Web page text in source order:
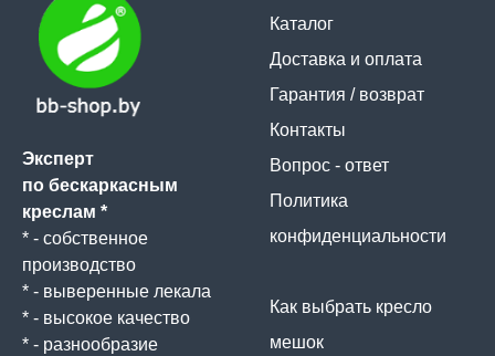
Эксперт
по бескаркасным
креслам *
* - собственное
производство
* - выверенные лекала
* - высокое качество
* - разнообразие
Каталог
Доставка и оплата
Гарантия / возврат
Контакты
Вопрос - ответ
Политика
конфиденциальности
Как выбрать кресло
мешок